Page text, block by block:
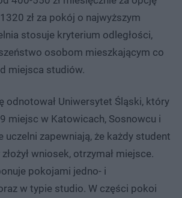
zł za pokój o najwyższym
stosuje kryterium odległości,
osobom mieszkającym co
miejsca studiów.
odnotował Uniwersytet Śląski, który
miejsc w Katowicach, Sosnowcu i
uczelni zapewniają, że każdy student
wniosek, otrzymał miejsce.
pokojami jedno- i
w typie studio. W części pokoi